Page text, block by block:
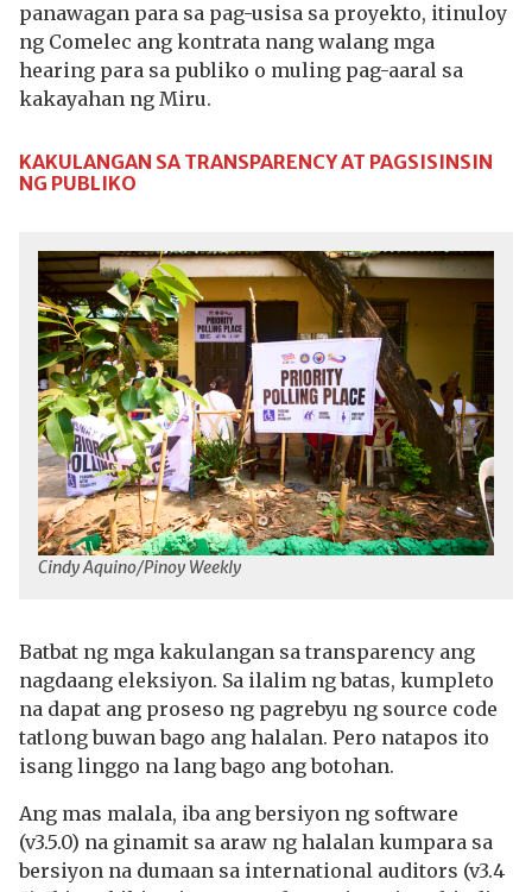
panawagan para sa pag-usisa sa proyekto, itinuloy
ng Comelec ang kontrata nang walang mga
hearing para sa publiko o muling pag-aaral sa
kakayahan ng Miru.
KAKULANGAN SA TRANSPARENCY AT PAGSISINSIN
NG PUBLIKO
Cindy Aquino/Pinoy Weekly
Batbat ng mga kakulangan sa transparency ang
nagdaang eleksiyon. Sa ilalim ng batas, kumpleto
na dapat ang proseso ng pagrebyu ng source code
tatlong buwan bago ang halalan. Pero natapos ito
isang linggo na lang bago ang botohan.
Ang mas malala, iba ang bersiyon ng software
(v3.5.0) na ginamit sa araw ng halalan kumpara sa
bersiyon na dumaan sa international auditors (v3.4